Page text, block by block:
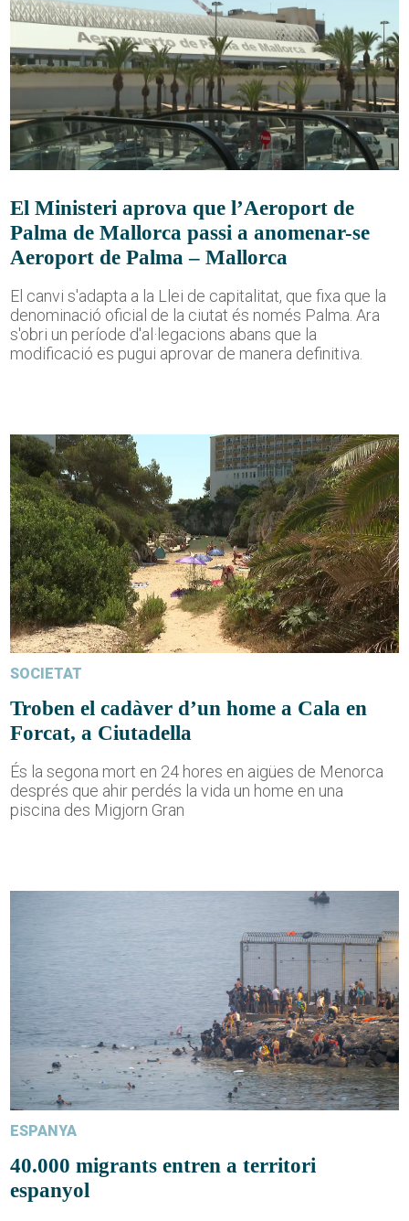
El Ministeri aprova que l’Aeroport de
Palma de Mallorca passi a anomenar-se
Aeroport de Palma – Mallorca
El canvi s'adapta a la Llei de capitalitat, que fixa que la
denominació oficial de la ciutat és només Palma. Ara
s'obri un període d'al·legacions abans que la
modificació es pugui aprovar de manera definitiva.
SOCIETAT
Troben el cadàver d’un home a Cala en
Forcat, a Ciutadella
És la segona mort en 24 hores en aigües de Menorca
després que ahir perdés la vida un home en una
piscina des Migjorn Gran
ESPANYA
40.000 migrants entren a territori
espanyol